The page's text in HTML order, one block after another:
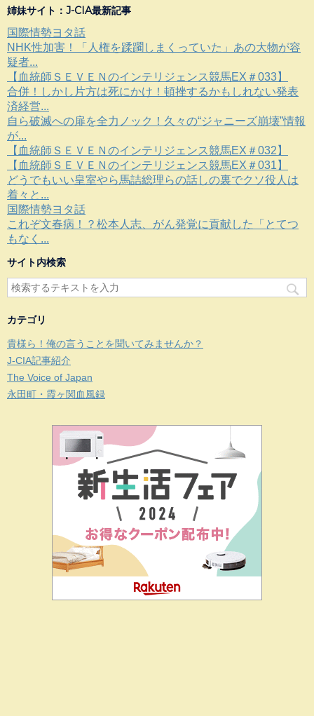
姉妹サイト：J-CIA最新記事
国際情勢ヨタ話
NHK性加害！「人権を蹂躙しまくっていた」あの大物が容
疑者...
【血統師ＳＥＶＥＮのインテリジェンス競馬EX＃033】
合併！しかし片方は死にかけ！頓挫するかもしれない発表
済経営...
自ら破滅への扉を全力ノック！久々の“ジャニーズ崩壊”情報
が...
【血統師ＳＥＶＥＮのインテリジェンス競馬EX＃032】
【血統師ＳＥＶＥＮのインテリジェンス競馬EX＃031】
どうでもいい皇室やら馬詰総理らの話しの裏でクソ役人は
着々と...
国際情勢ヨタ話
これぞ文春病！？松本人志、がん発覚に貢献した「とてつ
もなく...
サイト内検索
カテゴリ
貴様ら！俺の言うことを聞いてみませんか？
J-CIA記事紹介
The Voice of Japan
永田町・霞ヶ関血風録